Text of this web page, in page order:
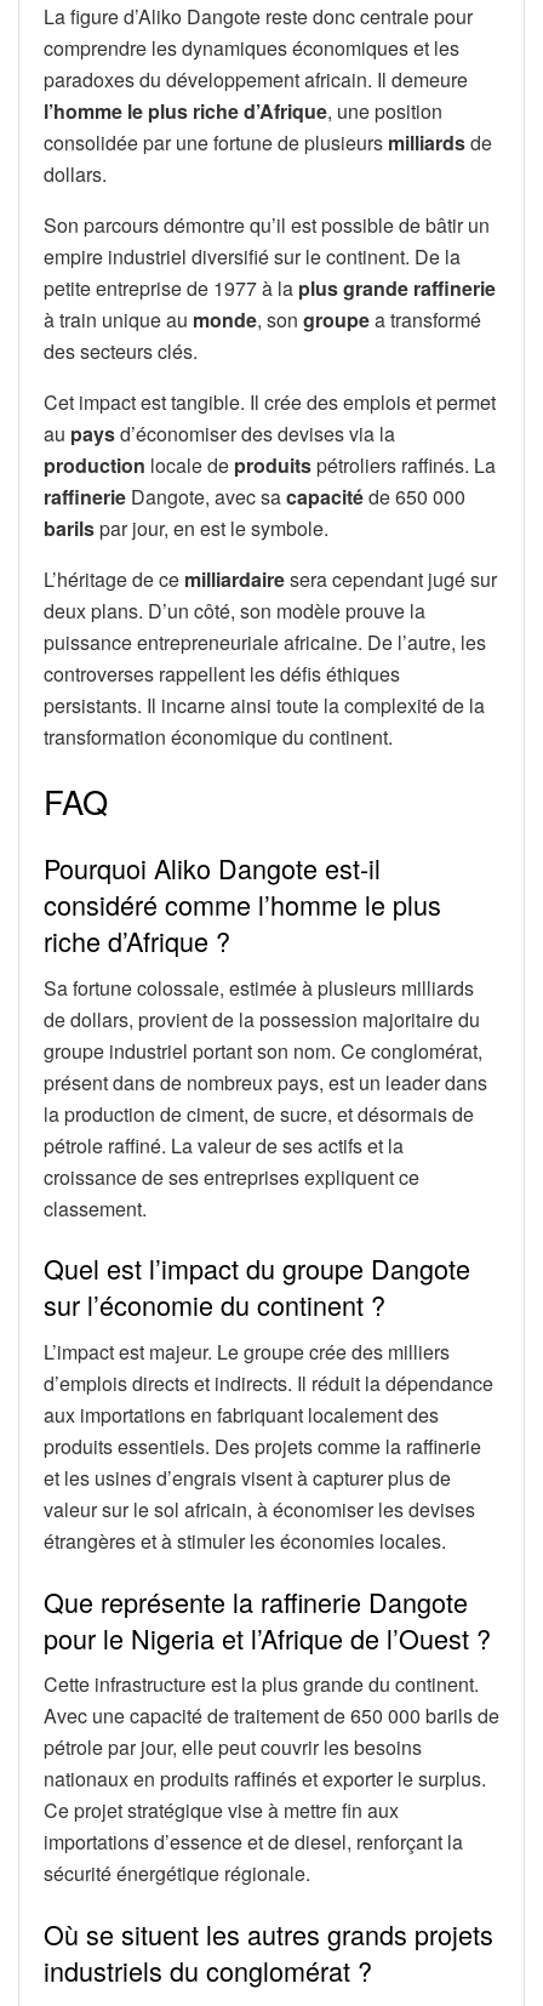
La figure d’Aliko Dangote reste donc centrale pour
comprendre les dynamiques économiques et les
paradoxes du développement africain. Il demeure
l’homme le plus riche d’Afrique, une position
consolidée par une fortune de plusieurs milliardsde
dollars.
Son parcours démontre qu’il est possible de bâtir un
empire industriel diversifié sur le continent. De la
petite entreprise de 1977 à la plus grande raffinerie
à train unique au monde, son groupea transformé
des secteurs clés.
Cet impact est tangible. Il crée des emplois et permet
au paysd’économiser des devises via la
production locale de produitspétroliers raffinés. La
raffinerie Dangote, avec sacapacitéde 650 000
barilspar jour, en est le symbole.
L’héritage de ce milliardairesera cependant jugé sur
deux plans. D’un côté, son modèle prouve la
puissance entrepreneuriale africaine. De l’autre, les
controverses rappellent les défis éthiques
persistants. Il incarne ainsi toute la complexité de la
transformation économique du continent.
FAQ
Pourquoi Aliko Dangote est-il
considéré comme l’homme le plus
riche d’Afrique ?
Sa fortune colossale, estimée à plusieurs milliards
de dollars, provient de la possession majoritaire du
groupe industriel portant son nom. Ce conglomérat,
présent dans de nombreux pays, est un leader dans
la production de ciment, de sucre, et désormais de
pétrole raffiné. La valeur de ses actifs et la
croissance de ses entreprises expliquent ce
classement.
Quel est l’impact du groupe Dangote
sur l’économie du continent ?
L’impact est majeur. Le groupe crée des milliers
d’emplois directs et indirects. Il réduit la dépendance
aux importations en fabriquant localement des
produits essentiels. Des projets comme la raffinerie
et les usines d’engrais visent à capturer plus de
valeur sur le sol africain, à économiser les devises
étrangères et à stimuler les économies locales.
Que représente la raffinerie Dangote
pour le Nigeria et l’Afrique de l’Ouest ?
Cette infrastructure est la plus grande du continent.
Avec une capacité de traitement de 650 000 barils de
pétrole par jour, elle peut couvrir les besoins
nationaux en produits raffinés et exporter le surplus.
Ce projet stratégique vise à mettre fin aux
importations d’essence et de diesel, renforçant la
sécurité énergétique régionale.
Où se situent les autres grands projets
industriels du conglomérat ?